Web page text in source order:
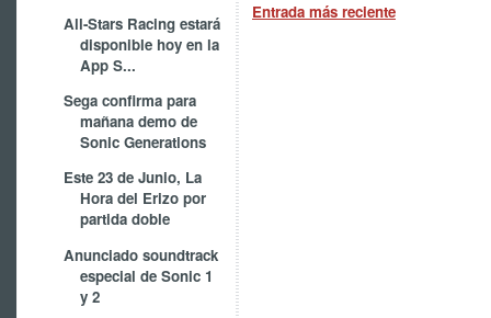
All-Stars Racing estará
disponible hoy en la
App S...
Sega confirma para
mañana demo de
Sonic Generations
Este 23 de Junio, La
Hora del Erizo por
partida doble
Anunciado soundtrack
especial de Sonic 1
y 2
Entrada más reciente